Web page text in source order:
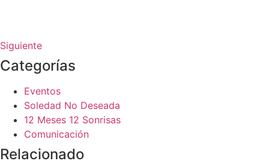
Siguiente
Categorías
Eventos
Soledad No Deseada
12 Meses 12 Sonrisas
Comunicación
Relacionado